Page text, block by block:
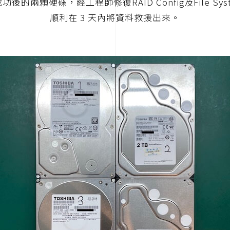
順利在 3 天內將資料救援出來。